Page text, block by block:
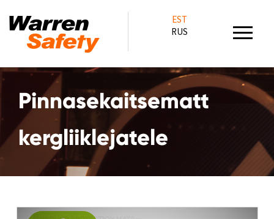
EST
RUS
Pinnasekaitsematt
kergliiklejatele